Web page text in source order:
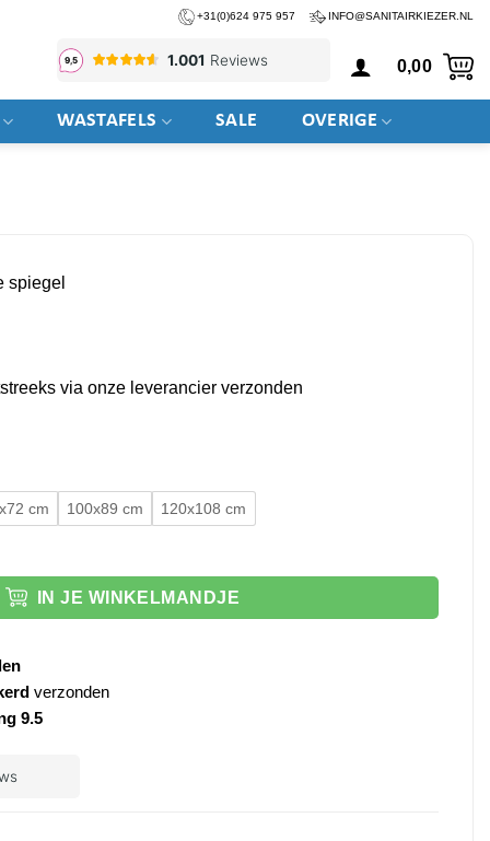
+31(0)624 975 957 INFO@SANITAIRKIEZER.NL
0,00
WASTAFELS SALE OVERIGE
spiegel
via onze leverancier verzonden
cm 100x89 cm
120x108 cm
IN JE WINKELMANDJE
verzonden
9.5